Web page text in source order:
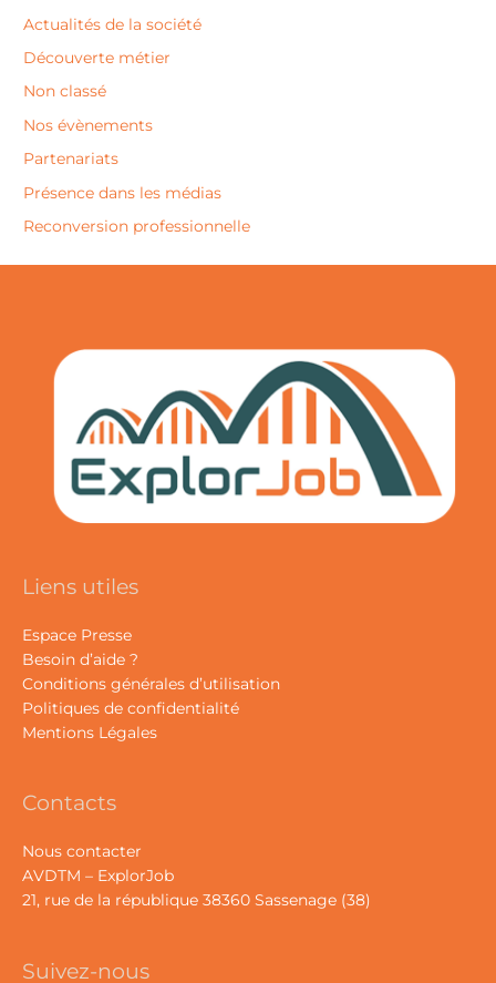
Actualités de la société
Découverte métier
Non classé
Nos évènements
Partenariats
Présence dans les médias
Reconversion professionnelle
Liens utiles
Espace Presse
Besoin d’aide ?
Conditions générales d’utilisation
Politiques de confidentialité
Mentions Légales
Contacts
Nous contacter
AVDTM – ExplorJob
21, rue de la république 38360 Sassenage (38)
Suivez-nous